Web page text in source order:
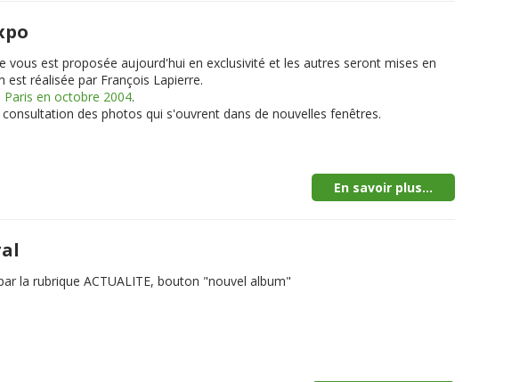
vous est proposée aujourd'hui en exclusivité et les autres seront mises en
réalisée par François Lapierre.
en octobre 2004.
des photos qui s'ouvrent dans de nouvelles fenêtres.
En savoir plus...
la rubrique ACTUALITE, bouton "nouvel album"